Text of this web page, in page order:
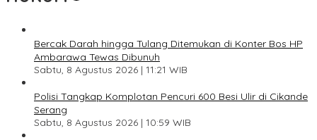
Bercak Darah hingga Tulang Ditemukan di Konter Bos HP
Ambarawa Tewas Dibunuh
Sabtu, 8 Agustus 2026 | 11:21 WIB
Polisi Tangkap Komplotan Pencuri 600 Besi Ulir di Cikande
Serang
Sabtu, 8 Agustus 2026 | 10:59 WIB